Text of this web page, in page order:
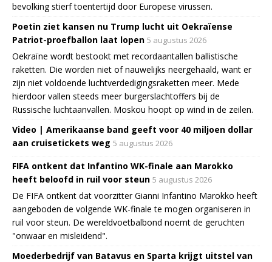
bevolking stierf toentertijd door Europese virussen.
Poetin ziet kansen nu Trump lucht uit Oekraïense
Patriot-proefballon laat lopen 5 augustus 2026
Oekraïne wordt bestookt met recordaantallen ballistische
raketten. Die worden niet of nauwelijks neergehaald, want er
zijn niet voldoende luchtverdedigingsraketten meer. Mede
hierdoor vallen steeds meer burgerslachtoffers bij de
Russische luchtaanvallen. Moskou hoopt op wind in de zeilen.
Video | Amerikaanse band geeft voor 40 miljoen dollar
aan cruisetickets weg 5 augustus 2026
FIFA ontkent dat Infantino WK-finale aan Marokko
heeft beloofd in ruil voor steun 5 augustus 2026
De FIFA ontkent dat voorzitter Gianni Infantino Marokko heeft
aangeboden de volgende WK-finale te mogen organiseren in
ruil voor steun. De wereldvoetbalbond noemt de geruchten
"onwaar en misleidend".
Moederbedrijf van Batavus en Sparta krijgt uitstel van